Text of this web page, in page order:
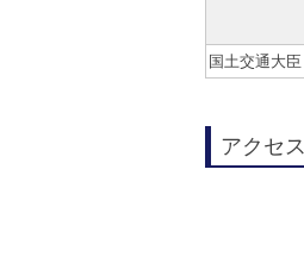
国土交通大臣
アクセス